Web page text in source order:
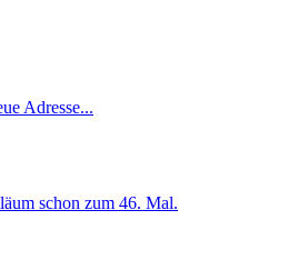
Adresse...
schon zum 46. Mal.